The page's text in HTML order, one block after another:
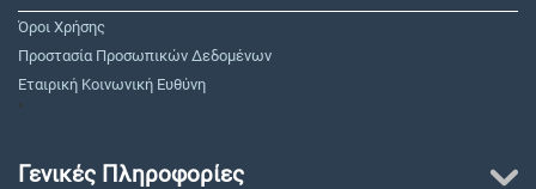
Όροι Χρήσης
Προστασία Προσωπικών Δεδομένων
Εταιρική Κοινωνική Ευθύνη
"
Γενικές Πληροφορίες